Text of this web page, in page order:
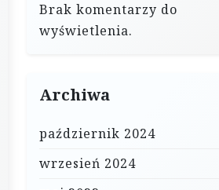
Brak komentarzy do
wyświetlenia.
Archiwa
październik 2024
wrzesień 2024